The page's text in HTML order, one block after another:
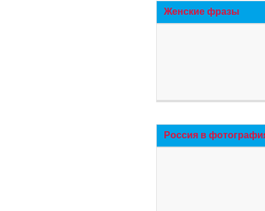
Женские фразы
Россия в